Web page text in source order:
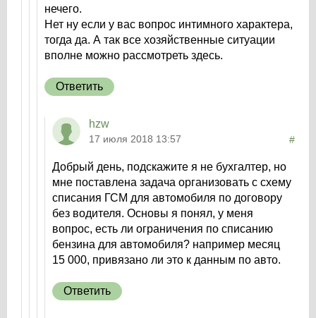
нечего.
Нет ну если у вас вопрос интимного характера,
тогда да. А так все хозяйственные ситуации
вполне можно рассмотреть здесь.
Ответить
hzw
17 июля 2018 13:57 #
Добрый день, подскажите я не бухгалтер, но
мне поставлена задача организовать с схему
списания ГСМ для автомобиля по договору
без водителя. Основы я понял, у меня
вопрос, есть ли ограничения по списанию
бензина для автомобиля? например месяц
15 000, привязано ли это к данным по авто.
Ответить